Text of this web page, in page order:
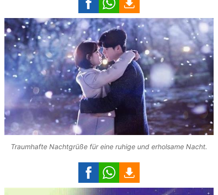
Traumhafte Nachtgrüße für eine ruhige und erholsame Nacht.